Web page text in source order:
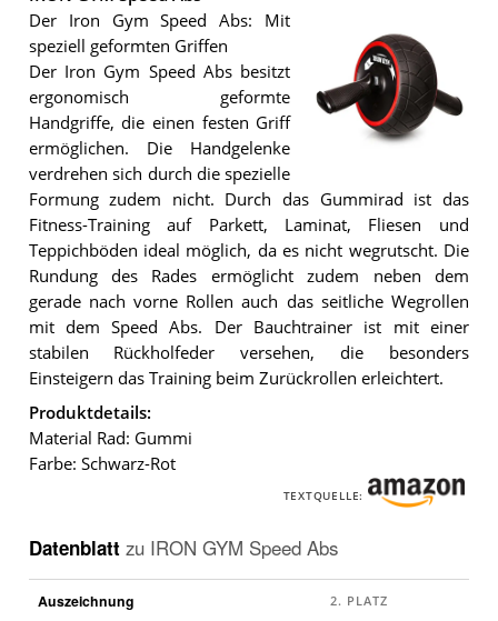
IRON
GYM
Abs.
Der Iron Gym Speed Abs: Mit
speziell geformten Griffen
Der Iron Gym Speed Abs besitzt
ergonomisch geformte
Handgriffe, die einen festen Griff
ermöglichen. Die Handgelenke
verdrehen sich durch die spezielle
Formung zudem nicht. Durch das Gummirad ist das
Fitness-Training auf Parkett, Laminat, Fliesen und
Teppichböden ideal möglich, da es nicht wegrutscht. Die
Rundung des Rades ermöglicht zudem neben dem
gerade nach vorne Rollen auch das seitliche Wegrollen
mit dem Speed Abs. Der Bauchtrainer ist mit einer
stabilen Rückholfeder versehen, die besonders
Einsteigern das Training beim Zurückrollen erleichtert.
Produktdetails:
Material Rad: Gummi
Farbe: Schwarz-Rot
TEXTQUELLE:
Datenblatt zu IRON GYM Speed Abs
Auszeichnung